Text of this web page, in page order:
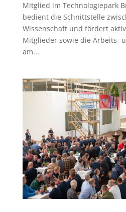
Mitglied im Technologiepark
bedient die Schnittstelle
Wissenschaft und fördert
Mitglieder sowie die Arbeits-
am...